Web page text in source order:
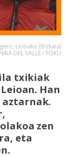
Leioako (Bizkaia)
DEL VALLE / FOKU
txikiak
Han
zen
eta